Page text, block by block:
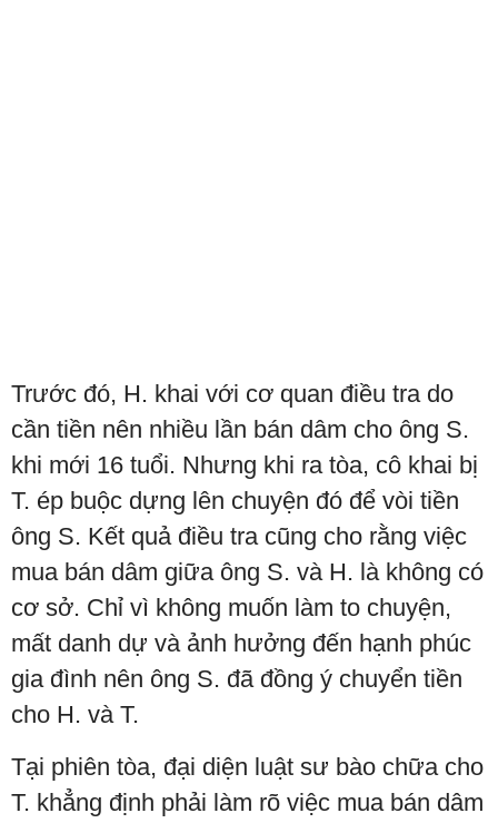
Trước đó, H. khai với cơ quan điều tra do
cần tiền nên nhiều lần bán dâm cho ông S.
khi mới 16 tuổi. Nhưng khi ra tòa, cô khai bị
T. ép buộc dựng lên chuyện đó để vòi tiền
ông S. Kết quả điều tra cũng cho rằng việc
mua bán dâm giữa ông S. và H. là không có
cơ sở. Chỉ vì không muốn làm to chuyện,
mất danh dự và ảnh hưởng đến hạnh phúc
gia đình nên ông S. đã đồng ý chuyển tiền
cho H. và T.
Tại phiên tòa, đại diện luật sư bào chữa cho
T. khẳng định phải làm rõ việc mua bán dâm